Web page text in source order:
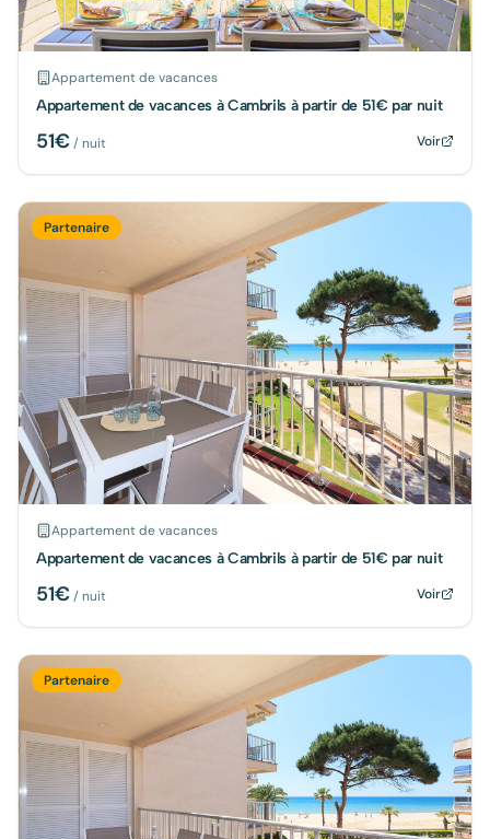
Appartement de vacances
Appartement de vacances à Cambrils à partir de 51€ par nuit
51€/ nuit Voir
Partenaire
Appartement de vacances
Appartement de vacances à Cambrils à partir de 51€ par nuit
51€/ nuit Voir
Partenaire